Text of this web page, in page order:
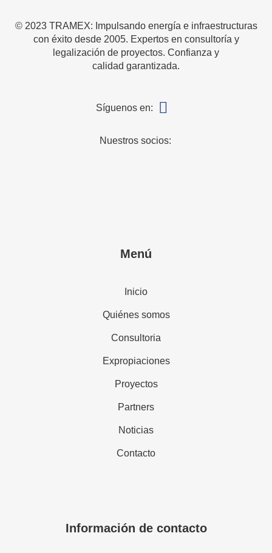
© 2023 TRAMEX: Impulsando energía e infraestructuras
con éxito desde 2005. Expertos en consultoría y
legalización de proyectos. Confianza y
calidad garantizada.
Síguenos en:
Nuestros socios:
Menú
Inicio
Quiénes somos
Consultoria
Expropiaciones
Proyectos
Partners
Noticias
Contacto
Información de contacto